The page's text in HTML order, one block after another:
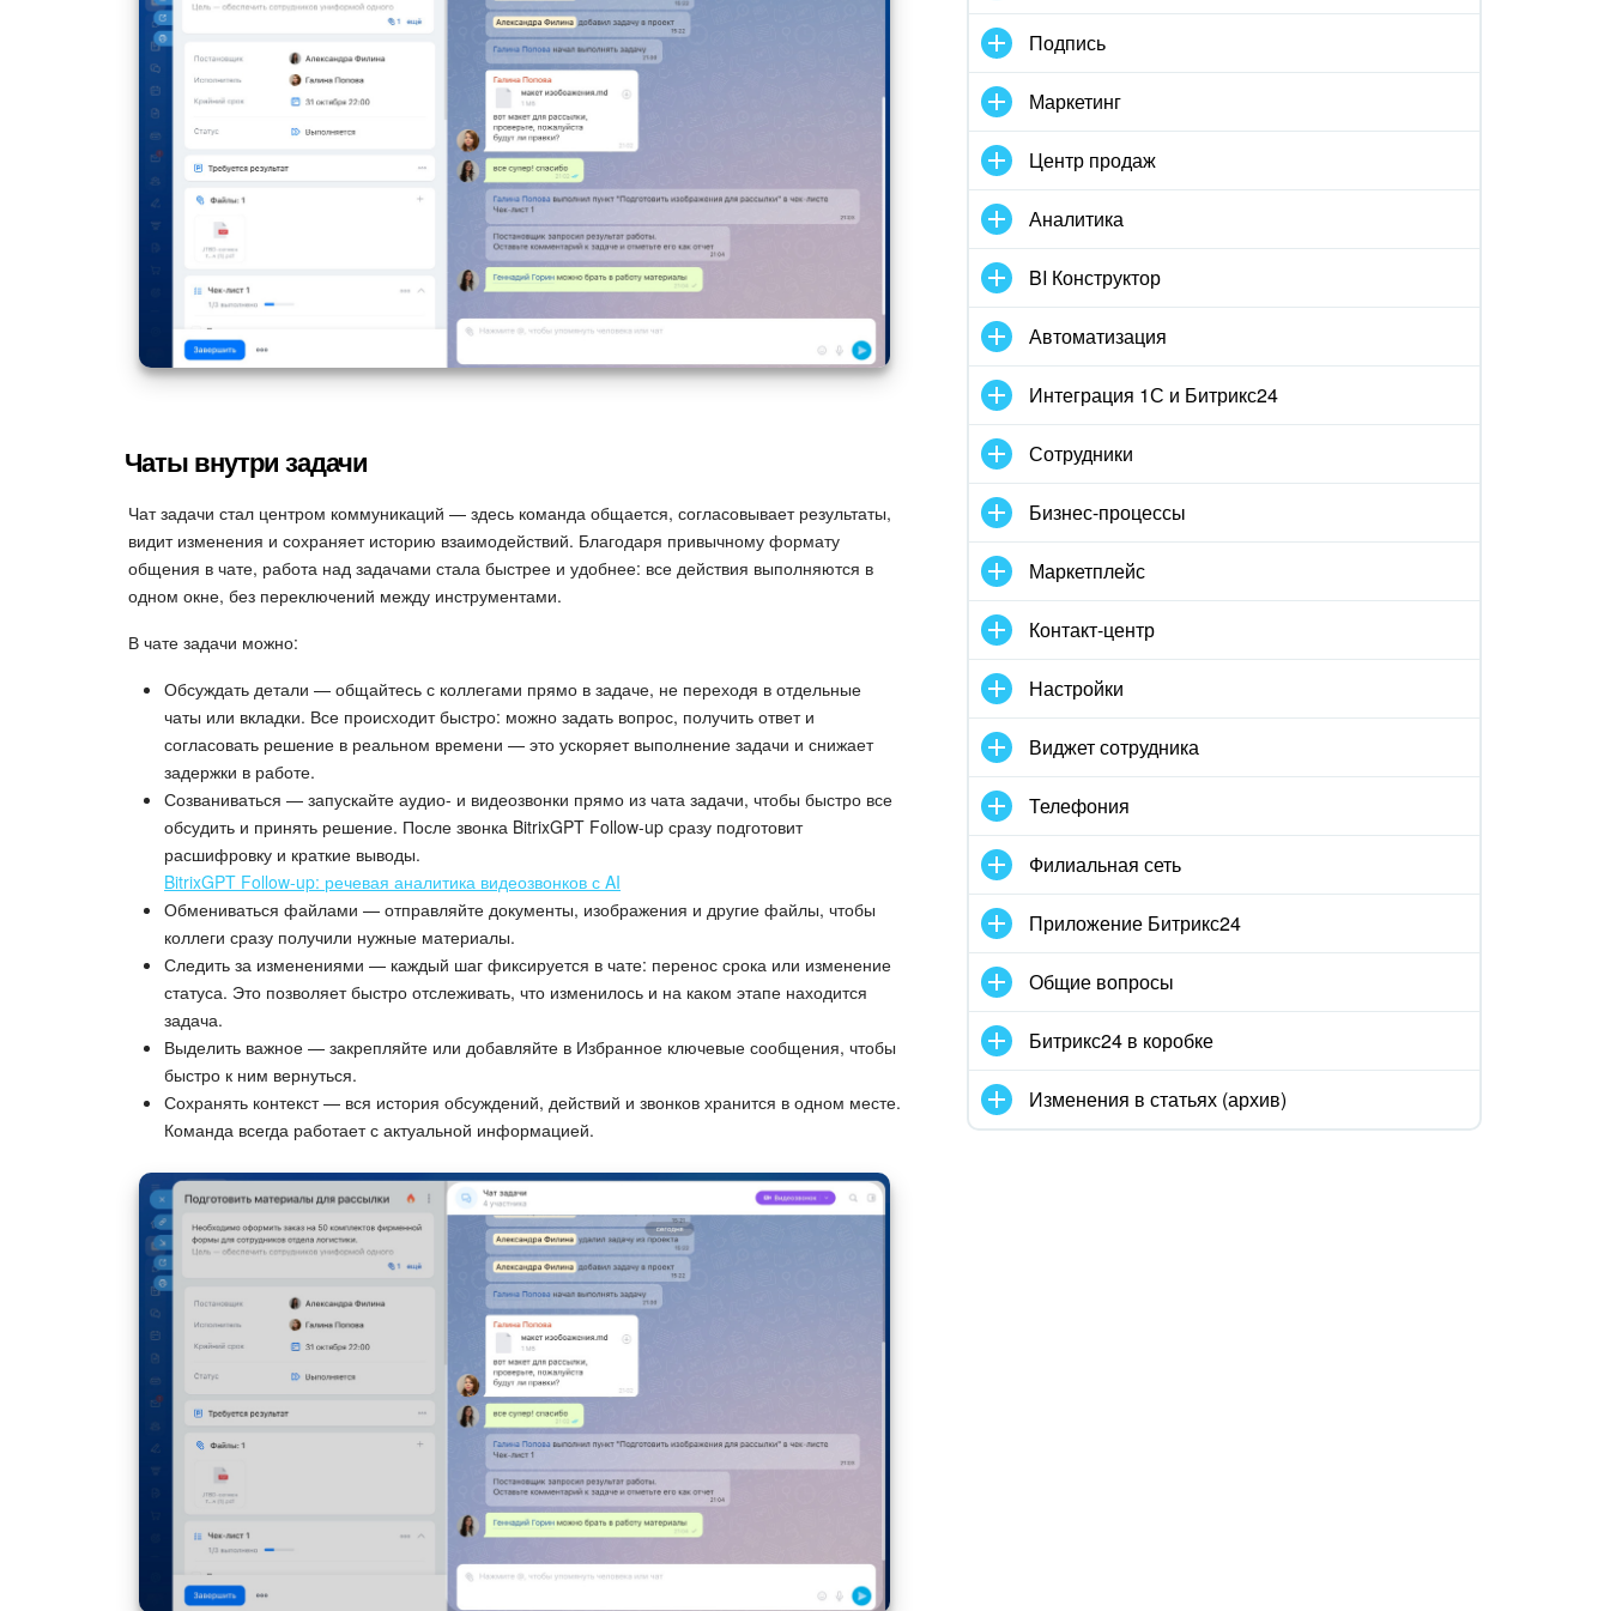
Чаты внутри задачи
Чат задачи стал центром коммуникаций — здесь команда общается, согласовывает результаты,
видит изменения и сохраняет историю взаимодействий. Благодаря привычному формату
общения в чате, работа над задачами стала быстрее и удобнее: все действия выполняются в
одном окне, без переключений между инструментами.
В чате задачи можно:
Обсуждать детали — общайтесь с коллегами прямо в задаче, не переходя в отдельные
чаты или вкладки. Все происходит быстро: можно задать вопрос, получить ответ и
согласовать решение в реальном времени — это ускоряет выполнение задачи и снижает
задержки в работе.
Созваниваться — запускайте аудио- и видеозвонки прямо из чата задачи, чтобы быстро все
обсудить и принять решение. После звонка BitrixGPT Follow-up сразу подготовит
расшифровку и краткие выводы.
BitrixGPT Follow-up: речевая аналитика видеозвонков с AI
Обмениваться файлами — отправляйте документы, изображения и другие файлы, чтобы
коллеги сразу получили нужные материалы.
Следить за изменениями — каждый шаг фиксируется в чате: перенос срока или изменение
статуса. Это позволяет быстро отслеживать, что изменилось и на каком этапе находится
задача.
Выделить важное — закрепляйте или добавляйте в Избранное ключевые сообщения, чтобы
быстро к ним вернуться.
Сохранять контекст — вся история обсуждений, действий и звонков хранится в одном месте.
Команда всегда работает с актуальной информацией.
Подпись
Маркетинг
Центр продаж
Аналитика
BI Конструктор
Автоматизация
Интеграция 1С и Битрикс24
Сотрудники
Бизнес-процессы
Маркетплейс
Контакт-центр
Настройки
Виджет сотрудника
Телефония
Филиальная сеть
Приложение Битрикс24
Общие вопросы
Битрикс24 в коробке
Изменения в статьях (архив)